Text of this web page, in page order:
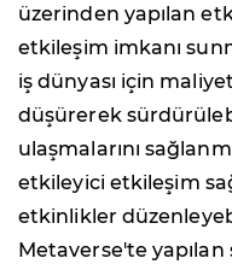
üzerinden yapılan
etkileşim imkanı
iş dünyası için
düşürerek
ulaşmalarını
etkileyici etkileşim
etkinlikler
Metaverse'te